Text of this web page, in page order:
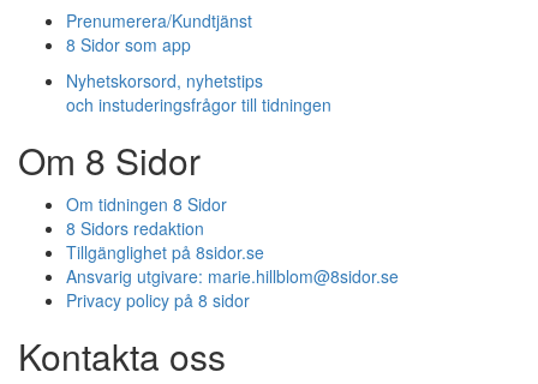
Prenumerera/Kundtjänst
8 Sidor som app
Nyhetskorsord, nyhetstips
och instuderingsfrågor till tidningen
Om 8 Sidor
Om tidningen 8 Sidor
8 Sidors redaktion
Tillgänglighet på 8sidor.se
Ansvarig utgivare: marie.hillblom@8sidor.se
Privacy policy på 8 sidor
Kontakta oss